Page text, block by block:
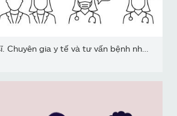
Bộ biểu tượng dòng bác sĩ. Chuyên gia y tế và tư vấn bệnh nhân Hìn